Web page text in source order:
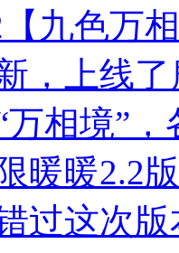
九色万
，上线
万相境”
暖暖2.2
过这次